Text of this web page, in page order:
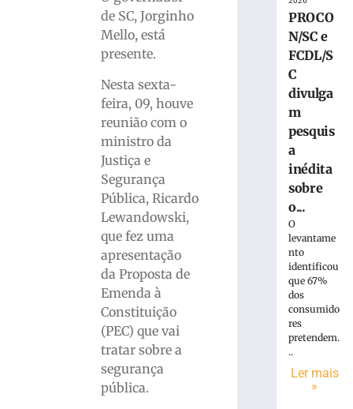
de SC, Jorginho
Mello, está
presente.
Nesta sexta-
feira, 09, houve
reunião com o
ministro da
Justiça e
Segurança
Pública, Ricardo
Lewandowski,
que fez uma
apresentação
da Proposta de
Emenda à
Constituição
(PEC) que vai
tratar sobre a
segurança
pública.
fraudado
Itajaí
Justiça
reconhece
adoção
jovem
anos
PROCO
N/SC e
FCDL/S
C
divulga
m
pesquis
a
inédita
sobre
o...
O
levantame
nto
identificou
que 67%
dos
consumido
res
pretendem.
..
Ler mais
»